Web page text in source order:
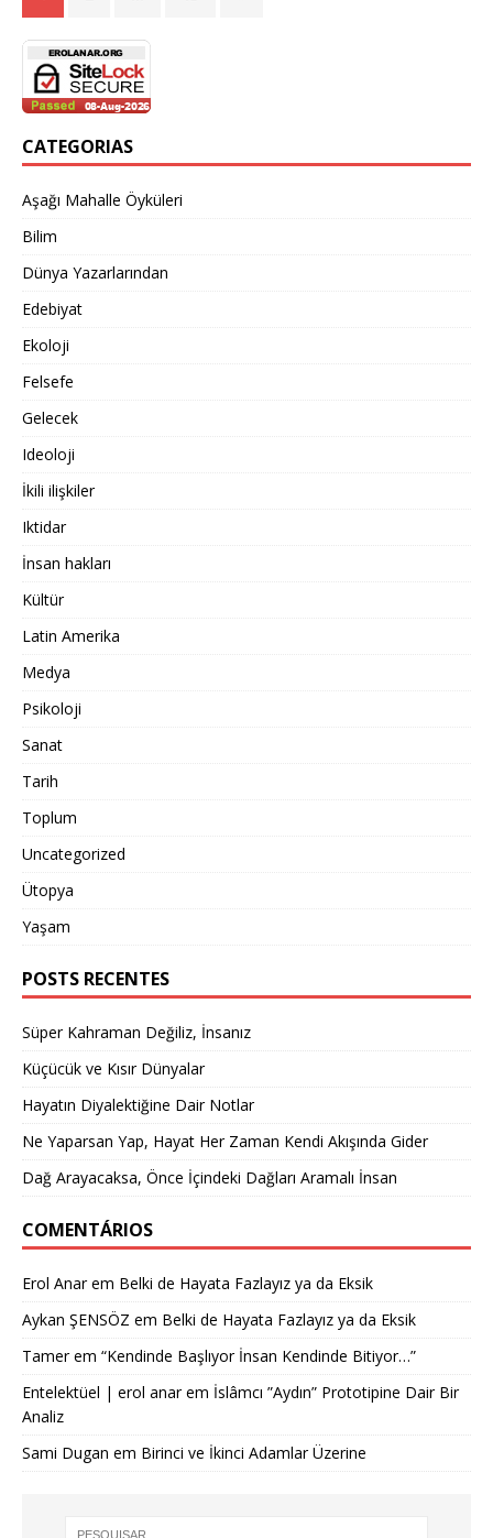
CATEGORIAS
Aşağı Mahalle Öyküleri
Bilim
Dünya Yazarlarından
Edebiyat
Ekoloji
Felsefe
Gelecek
Ideoloji
İkili ilişkiler
Iktidar
İnsan hakları
Kültür
Latin Amerika
Medya
Psikoloji
Sanat
Tarih
Toplum
Uncategorized
Ütopya
Yaşam
POSTS RECENTES
Süper Kahraman Değiliz, İnsanız
Küçücük ve Kısır Dünyalar
Hayatın Diyalektiğine Dair Notlar
Ne Yaparsan Yap, Hayat Her Zaman Kendi Akışında Gider
Dağ Arayacaksa, Önce İçindeki Dağları Aramalı İnsan
COMENTÁRIOS
Erol Anarem Belki de Hayata Fazlayız ya da Eksik
Aykan ŞENSÖZ em Belki de Hayata Fazlayız ya da Eksik
Tamerem “Kendinde Başlıyor İnsan Kendinde Bitiyor…”
Entelektüel | erol anarem İslâmcı ”Aydın” Prototipine Dair Bir
Analiz
Sami Dugan em Birinci ve İkinci Adamlar Üzerine